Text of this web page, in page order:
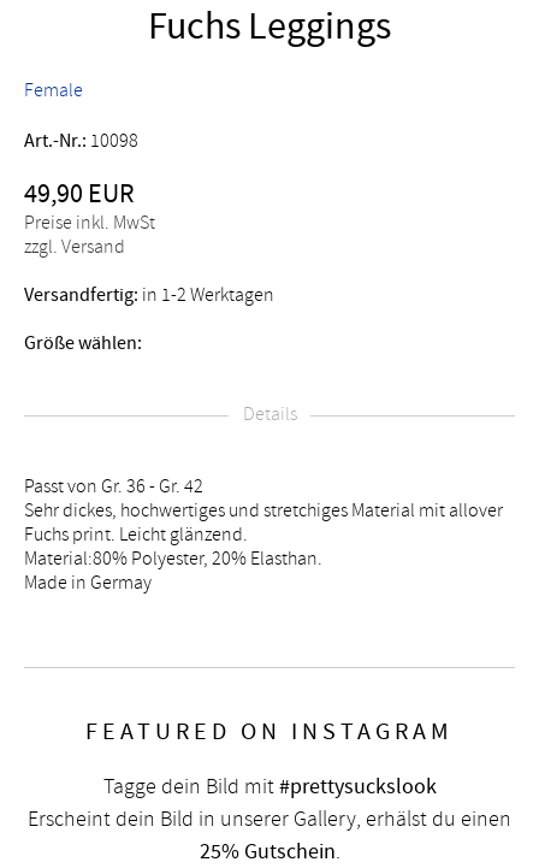
Fuchs Leggings
Female
Art.-Nr.: 10098
49,90 EUR
Preise inkl. MwSt
zzgl. Versand
Versandfertig: in 1-2 Werktagen
Größe wählen:
Details
Passt von Gr. 36 - Gr. 42
Sehr dickes, hochwertiges und stretchiges Material mit allover
Fuchs print. Leicht glänzend.
Material:80% Polyester, 20% Elasthan.
Made in Germay
FEATURED ON INSTAGRAM
Tagge dein Bild mit#prettysuckslook
Erscheint dein Bild in unserer Gallery, erhälst du einen
25% Gutschein.